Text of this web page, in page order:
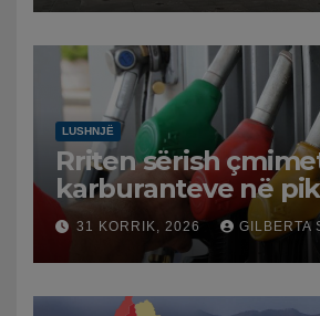
LUSHNJË
Rriten sërish
karburanteve në
karburanteve në
Tensionet në Lindjen
Mesme
dhe benzinën në
31 KORRIK, 2026 GILBERTA